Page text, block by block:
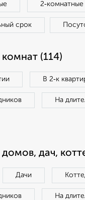
2‑комнатные
срок
(114)
В 2‑к
На
дач,
Дачи
На